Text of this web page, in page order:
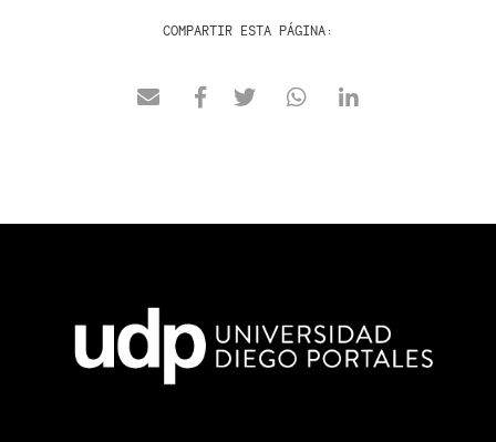
COMPARTIR ESTA PÁGINA: